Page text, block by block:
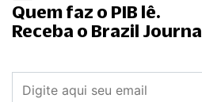
Quem faz o PIB lê.
Receba o Brazil